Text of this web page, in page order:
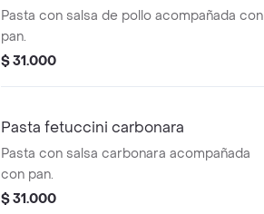
Pasta con salsa de pollo acompañada con
pan.
$ 31.000
Pasta fetuccini carbonara
Pasta con salsa carbonara acompañada
con pan.
$ 31.000